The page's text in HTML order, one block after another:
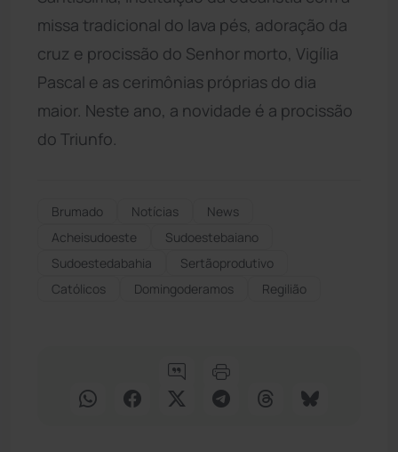
missa tradicional do lava pés, adoração da
cruz e procissão do Senhor morto, Vigília
Pascal e as cerimônias próprias do dia
maior. Neste ano, a novidade é a procissão
do Triunfo.
Brumado Notícias
News
Acheisudoeste
Sudoestebaiano
Sudoestedabahia
Sertãoprodutivo
Católicos
Domingoderamos Regilião